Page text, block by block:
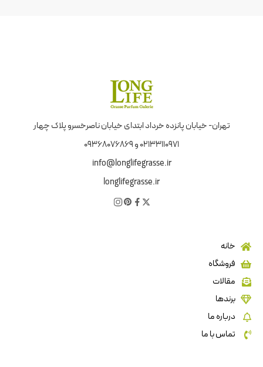
تهران- خیابان پانزده خرداد ابتدای خیابان ناصرخسرو پلاک چهار
02133110971 و 09368076869
info@longlifegrasse.ir
longlifegrasse.ir
خانه
فروشگاه
مقالات
برندها
درباره ما
تماس با ما